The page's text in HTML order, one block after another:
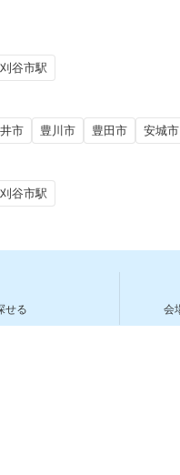
刈谷市駅
市 豊川市 豊田市 安城市
刈谷市駅
せる 会